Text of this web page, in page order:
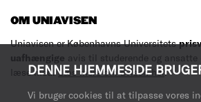
DENNE HJEMMESIDE
Vi bruger cookies til at tilpasse vores
OM UNIAVISEN
Uniavisen er Københavns Universitets
uafhængige avis til studerende og ansatte
læse med.Læs mere om avisen her.